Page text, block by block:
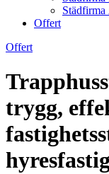
Städfirma
Offert
Offert
trygg,